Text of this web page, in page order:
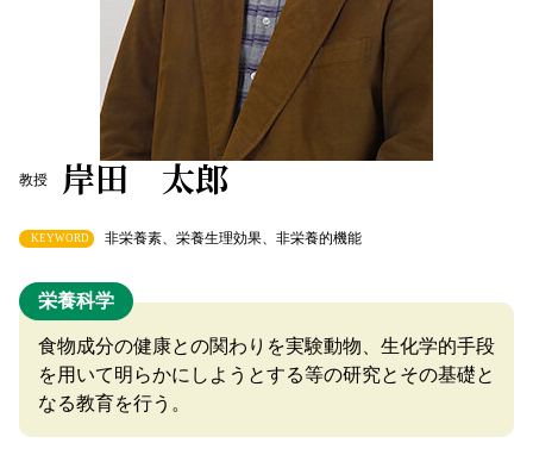
教授 岸田 太郎
KEYWORD 非栄養素、栄養生理効果、非栄養的機能
栄養科学
食物成分の健康との関わりを実験動物、生化学的手段
を用いて明らかにしようとする等の研究とその基礎と
なる教育を行う。